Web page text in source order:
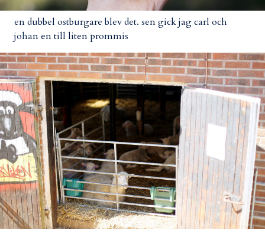
en dubbel ostburgare blev det. sen gick jag carl och
johan en till liten prommis